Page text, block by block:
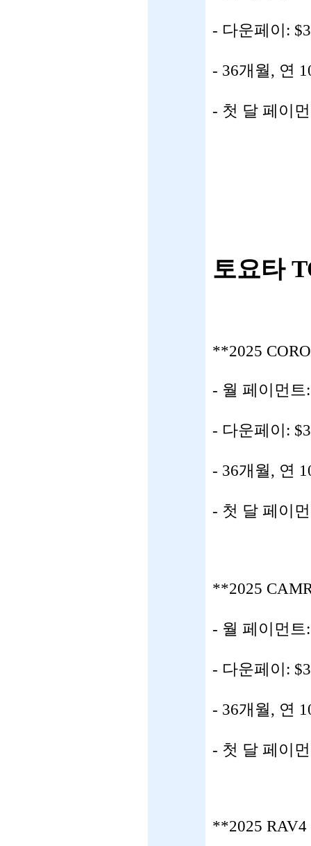
- 다운페이:
- 36개월, 연
- 첫 달 페이
토요타
**2025
- 월 페이먼트
- 다운페이:
- 36개월, 연
- 첫 달 페이
**2025
- 월 페이먼트
- 다운페이:
- 36개월, 연
- 첫 달 페이
**2025